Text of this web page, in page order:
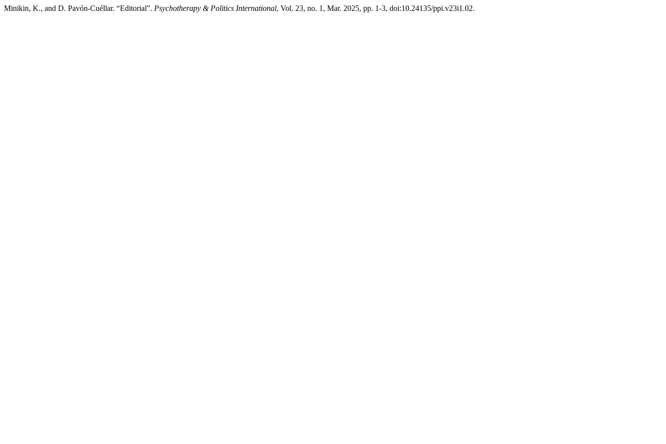
Minikin, K., and D. Pavón-Cuéllar. “Editorial”. Psychotherapy & Politics International, Vol. 23, no. 1, Mar. 2025, pp. 1-3, doi:10.24135/ppi.v23i1.02.